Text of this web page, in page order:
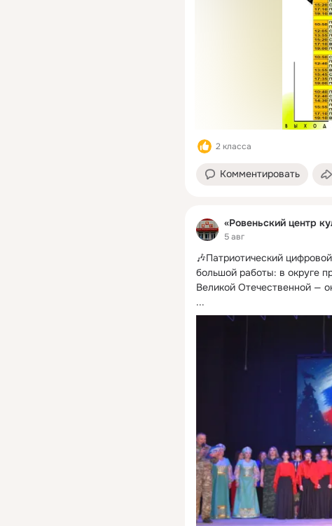
2 класса
Комментировать
«Ровеньский центр
5 авг
🎶Патриотический
большой работы: в округе
Великой Отечественной —
...